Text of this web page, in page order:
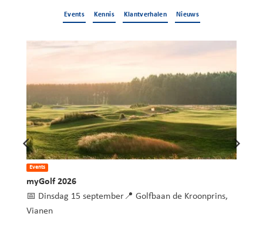
Events Kennis Klantverhalen Nieuws
Events
myGolf 2026
📅 Dinsdag 15 september📍 Golfbaan de Kroonprins,
Vianen